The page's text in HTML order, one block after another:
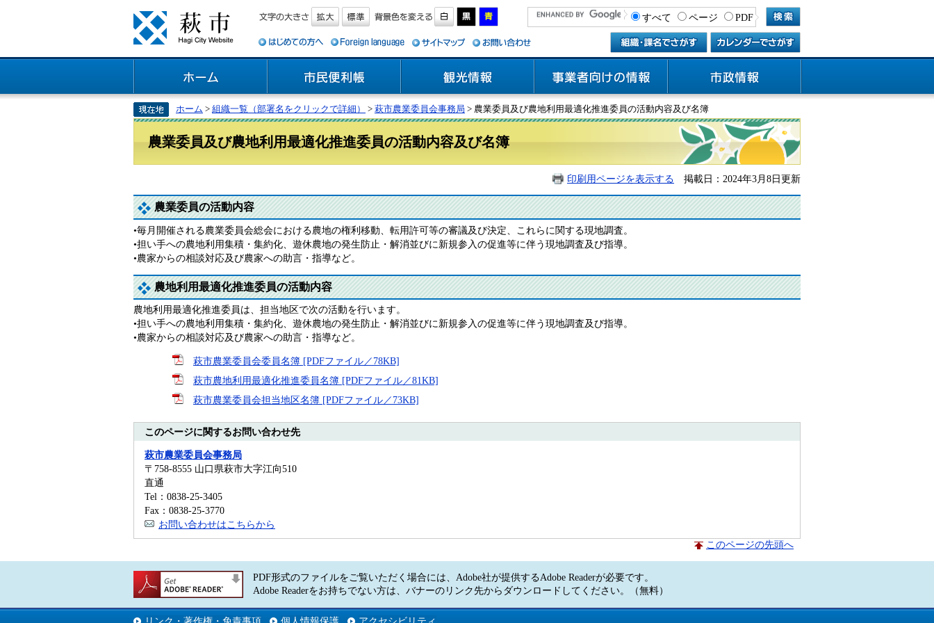
すべて ページ PDF
ホーム > 組織一覧（部署名をクリックで詳細） > 萩市農業委員会事務局 > 農業委員及び農地利用最適化推進委員の活動内容及び名簿
農業委員及び農地利用最適化推進委員の活動内容及び名簿
印刷用ページを表示する 掲載日：2024年3月8日更新
農業委員の活動内容
•毎月開催される農業委員会総会における農地の権利移動、転用許可等の審議及び決定、これらに関する現地調査。
•担い手への農地利用集積・集約化、遊休農地の発生防止・解消並びに新規参入の促進等に伴う現地調査及び指導。
•農家からの相談対応及び農家への助言・指導など。
農地利用最適化推進委員の活動内容
農地利用最適化推進委員は、担当地区で次の活動を行います。
•担い手への農地利用集積・集約化、遊休農地の発生防止・解消並びに新規参入の促進等に伴う現地調査及び指導。
•農家からの相談対応及び農家への助言・指導など。
萩市農業委員会委員名簿 [PDFファイル／78KB]
萩市農地利用最適化推進委員名簿 [PDFファイル／81KB]
萩市農業委員会担当地区名簿 [PDFファイル／73KB]
このページに関するお問い合わせ先
萩市農業委員会事務局
〒758-8555 山口県萩市大字江向510
直通
Tel：0838-25-3405
Fax：0838-25-3770
お問い合わせはこちらから
このページの先頭へ
PDF形式のファイルをご覧いただく場合には、Adobe社が提供するAdobe Readerが必要です。
Adobe Readerをお持ちでない方は、バナーのリンク先からダウンロードしてください。（無料）